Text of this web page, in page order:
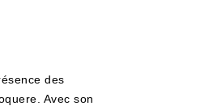
des
Avec son